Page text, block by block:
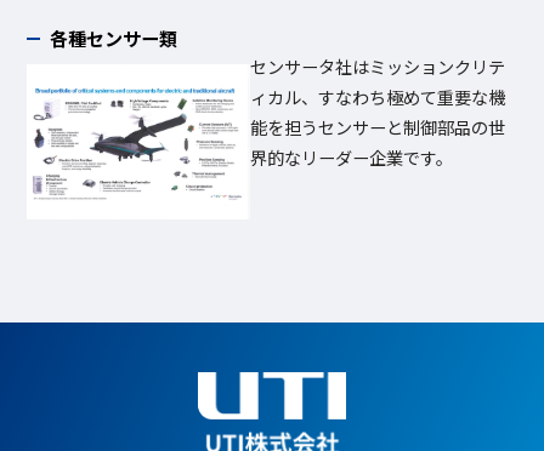
各種センサー類
センサータ社はミッションクリテ
ィカル、すなわち極めて重要な機
能を担うセンサーと制御部品の世
界的なリーダー企業です。